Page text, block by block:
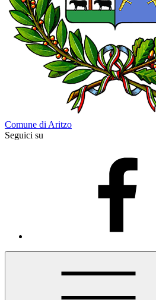
Comune di Aritzo
Seguici su